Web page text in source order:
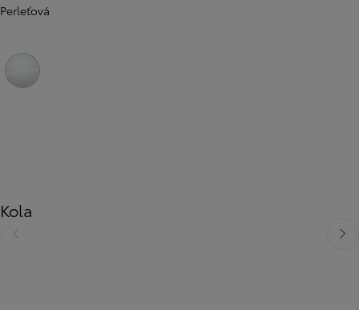
Perleťová
Kola
Předchozí Další